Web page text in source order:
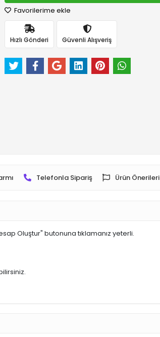
Favorilerime ekle
Hızlı Gönderi Güvenli Alışveriş
Telefonla Sipariş Ürün Önerileri
Oluştur" butonuna tıklamanız yeterli.